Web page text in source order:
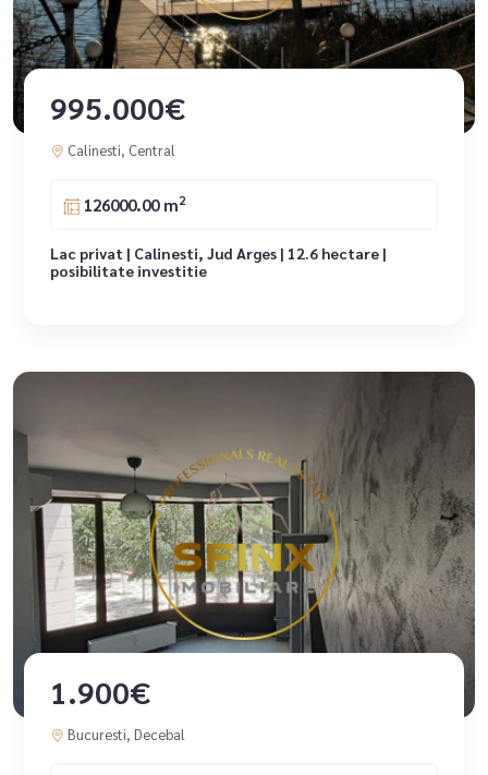
995.000€
Calinesti, Central
126000.00 m2
Lac privat | Calinesti, Jud Arges | 12.6 hectare |
posibilitate investitie
1.900€
Bucuresti, Decebal